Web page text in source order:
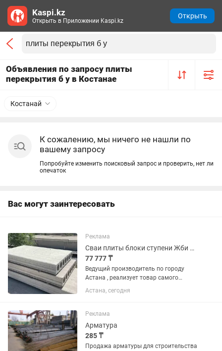
Объявления по запросу плиты
перекрытия б у в Костанае
Костанай
К сожалению, мы ничего не нашли по
вашему запросу
Попробуйте изменить поисковый запрос и проверить, нет ли
опечаток
Вас могут заинтересовать
Реклама
Сваи плиты блоки ступени Жби Фбс
77 777 ₸
Ведущий производитель по городу
Астана , реализует товар самого
высшего качества ( сваи от 4 метров
до 12, плиты перекрытия от 2 метров
размеров и многое другое)
Астана, сегодня
Реклама
Арматура
285 ₸
Продажа арматуры для строительства
Kaspi.kz
Открыть в Приложении Kaspi.kz
Открыть